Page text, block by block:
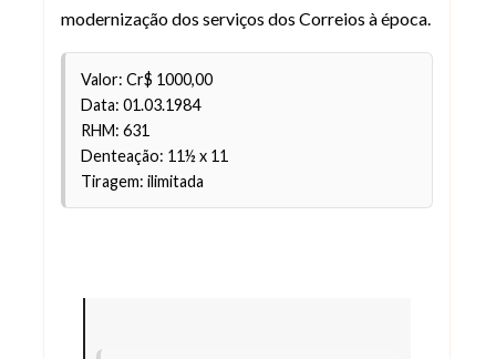
modernização dos serviços dos Correios à época.
Valor: Cr$ 1000,00
Data: 01.03.1984
RHM: 631
Denteação: 11½ x 11
Tiragem: ilimitada